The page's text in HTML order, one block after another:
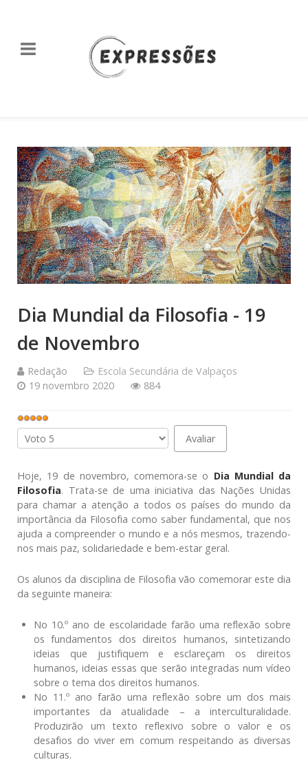
Dia Mundial da Filosofia - 19
de Novembro
Redação
Escola Secundária de Valpaços
19 novembro 2020
884
Votos
do
utilizador:5/5
Avalie,
por
Hoje, 19 de novembro, comemora-se o Dia Mundial da
Filosofia. Trata-se de uma iniciativa das Nações Unidas
para chamar a atenção a todos os países do mundo da
importância da Filosofia como saber fundamental, que nos
ajuda a compreender o mundo e a nós mesmos, trazendo-
nos mais paz, solidariedade e bem-estar geral.
Os alunos da disciplina de Filosofia vão comemorar este dia
da seguinte maneira:
No 10.º ano de escolaridade farão uma reflexão sobre
os fundamentos dos direitos humanos, sintetizando
ideias que justifiquem e esclareçam os direitos
humanos, ideias essas que serão integradas num vídeo
sobre o tema dos direitos humanos.
No 11.º ano farão uma reflexão sobre um dos mais
importantes da atualidade – a interculturalidade.
Produzirão um texto reflexivo sobre o valor e os
desafios do viver em comum respeitando as diversas
culturas.